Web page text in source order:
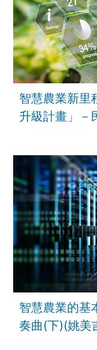
智慧農業新里
升級計畫」－
智慧農業的基
奏曲(下)(姚美